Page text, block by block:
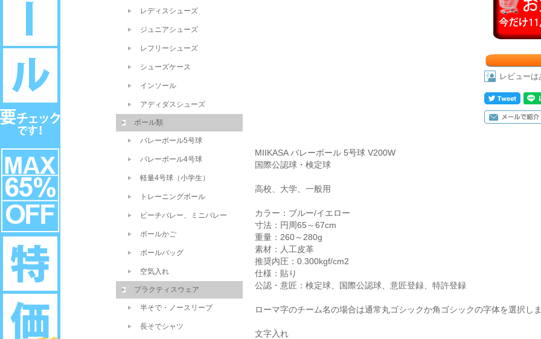
レビュー
MIIKASA バレーボール 5号球 V200W
国際公認球・検定球
高校、大学、一般用
カラー：ブルー/イエロー
寸法：円周65～67cm
重量：260～280g
素材：人工皮革
推奨内圧：0.300kgf/cm2
仕様：貼り
公認・意匠：検定球、国際公認球、意匠登録、特許登録
ローマ字のチーム名の場合は通常丸ゴシックか角ゴシックの字体を選択し
文字入れ
レディスシューズ
ジュニアシューズ
レフリーシューズ
シューズケース
インソール
アディダスシューズ
ボール類
バレーボール5号球
バレーボール4号球
軽量4号球（小学生）
トレーニングボール
ビーチバレー、ミニバレー
ボールかご
ボールバッグ
空気入れ
プラクティスウェア
半そで・ノースリーブ
長そでシャツ